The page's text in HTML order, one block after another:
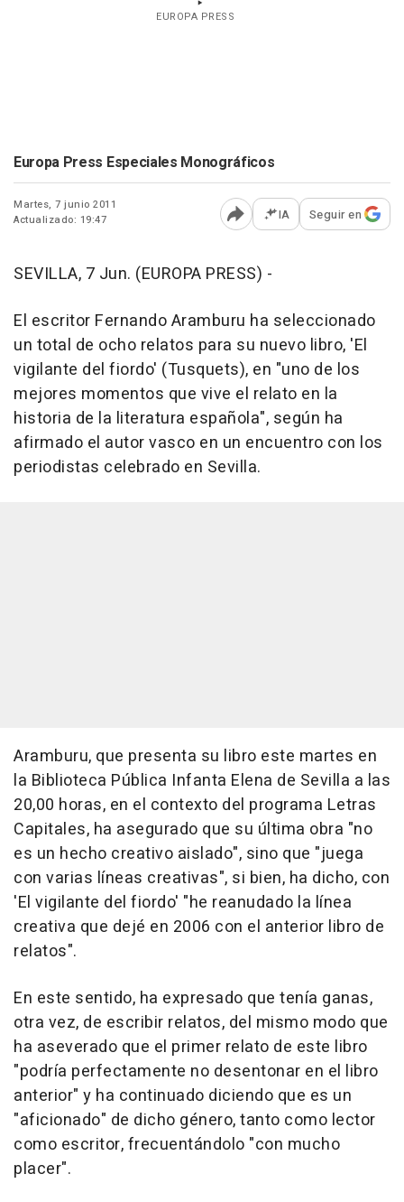
EUROPA PRESS
Europa Press Especiales Monográficos
Martes, 7 junio 2011
Actualizado: 19:47
Abrir opciones para
IA Seguir en
SEVILLA, 7 Jun. (EUROPA PRESS) -
El escritor Fernando Aramburu ha seleccionado
un total de ocho relatos para su nuevo libro, 'El
vigilante del fiordo' (Tusquets), en "uno de los
mejores momentos que vive el relato en la
historia de la literatura española", según ha
afirmado el autor vasco en un encuentro con los
periodistas celebrado en Sevilla.
Aramburu, que presenta su libro este martes en
la Biblioteca Pública Infanta Elena de Sevilla a las
20,00 horas, en el contexto del programa Letras
Capitales, ha asegurado que su última obra "no
es un hecho creativo aislado", sino que "juega
con varias líneas creativas", si bien, ha dicho, con
'El vigilante del fiordo' "he reanudado la línea
creativa que dejé en 2006 con el anterior libro de
relatos".
En este sentido, ha expresado que tenía ganas,
otra vez, de escribir relatos, del mismo modo que
ha aseverado que el primer relato de este libro
"podría perfectamente no desentonar en el libro
anterior" y ha continuado diciendo que es un
"aficionado" de dicho género, tanto como lector
como escritor, frecuentándolo "con mucho
placer".